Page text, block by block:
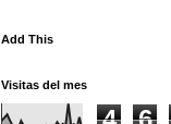
Add This
Visitas del mes